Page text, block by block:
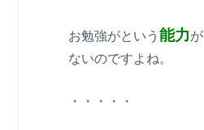
お勉強がという 能力が
ないのですよね。
・・・・・